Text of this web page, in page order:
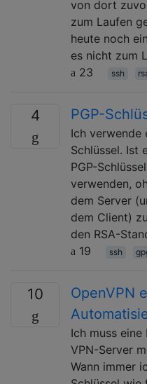
von dort
zum Laufen
heute noch
es nicht zum
23
ssh
4 PGP-
Ich verwende
Schlüssel. Ist
PGP-
verwenden,
dem Server
dem Client)
den RSA-
19
ssh
10
OpenVPN
Ich muss
VPN-Server
Wann immer